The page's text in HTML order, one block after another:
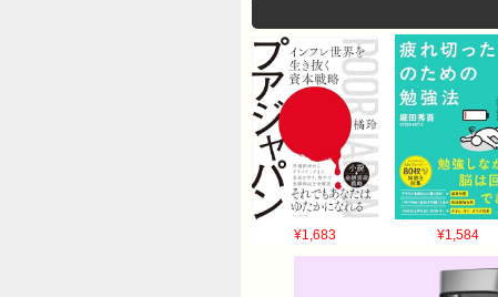
¥1,683 ¥1,584